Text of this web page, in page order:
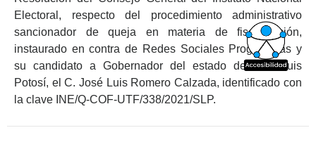
Electoral, respecto del procedimiento administrativo
sancionador de queja en materia de fiscalización,
instaurado en contra de Redes Sociales Progresistas y
su candidato a Gobernador del estado de San Luis
Potosí, el C. José Luis Romero Calzada, identificado con
la clave INE/Q-COF-UTF/338/2021/SLP.